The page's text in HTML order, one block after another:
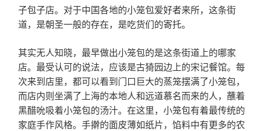
子包子店。对于中国各地的小笼包爱好者来所，这条街
道，是朝圣一般的存在，是吃货们的寄托。
其实无人知晓，最早做出小笼包的是这条街道上的哪家
店。最受认可的说法，应该是古猗园边上的宋记餐馆。每
次来到店里，都可以看到门口巨大的蒸笼摆满了小笼包，
而店内则坐满了上海的本地人和远道慕名而来的人，蘸着
黑醋吮吸着小笼包的汤汁。在这里，小笼包有着最传统的
家庭手作风格。手擀的面皮薄如纸片，馅料中有更多的农